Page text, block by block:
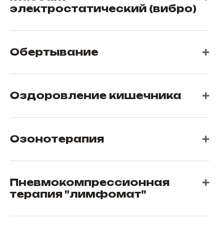
электростатический (вибро)
Обертывание
Оздоровление кишечника
Озонотерапия
Пневмокомпрессионная
терапия "лимфомат"